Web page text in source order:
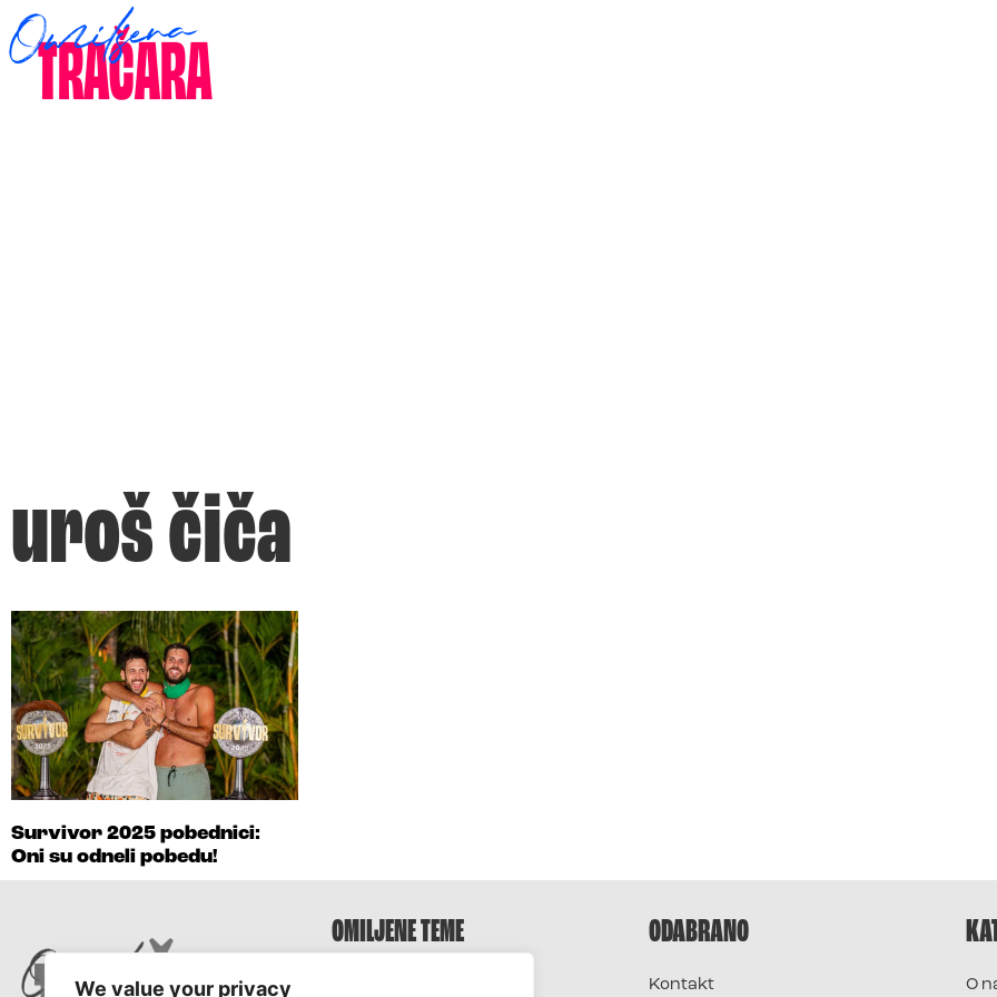
We value your privacy
uroš čiča
Survivor 2025 pobednici:
Oni su odneli pobedu!
OMILJENE TEME ODABRANO
Kontakt O